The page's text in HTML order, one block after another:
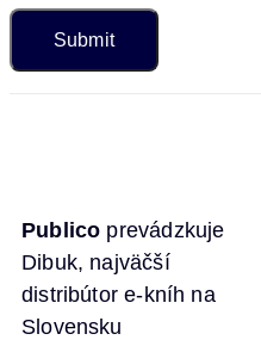
Publico prevádzkuje
Dibuk, najväčší
distribútor e-kníh na
Slovensku